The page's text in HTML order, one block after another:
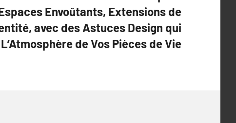
Envoûtants, Extensions de
avec des Astuces Design qui
de Vos Pièces de Vie